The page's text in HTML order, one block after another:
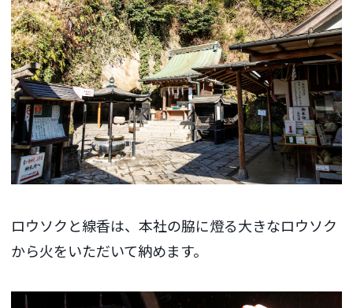
ロウソクと線香は、本社の脇に燈る大きなロウソク
から火をいただいて納めます。